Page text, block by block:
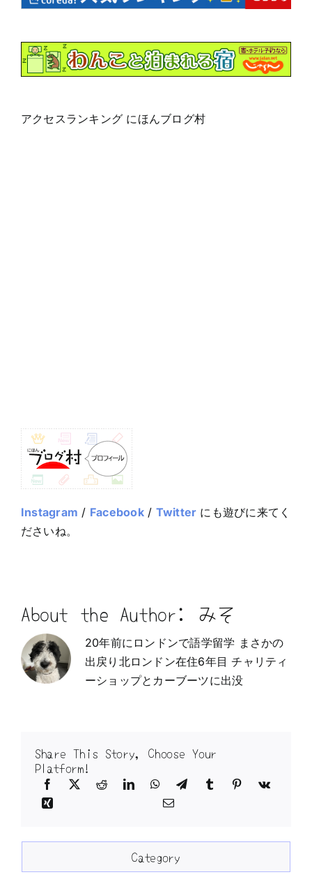
アクセスランキング にほんブログ村
Instagram / Facebook/ Twitter にも遊びに来てく
ださいね。
About the Author: みそ
20年前にロンドンで語学留学 まさかの
出戻り北ロンドン在住6年目 チャリティ
ーショップとカーブーツに出没
Share This Story, Choose Your
Platform!
Category